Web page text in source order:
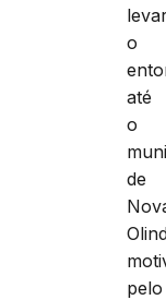
o
até
o
de
pelo